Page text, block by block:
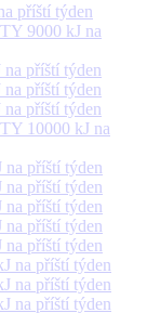
příští týden
9000 kJ na
příští týden
příští týden
příští týden
10000 kJ na
příští týden
příští týden
příští týden
příští týden
příští týden
na příští týden
na příští týden
na příští týden